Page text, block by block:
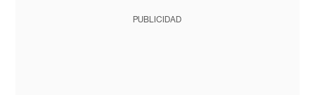
PUBLICIDAD